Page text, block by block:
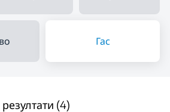
Гас
резултати (4)